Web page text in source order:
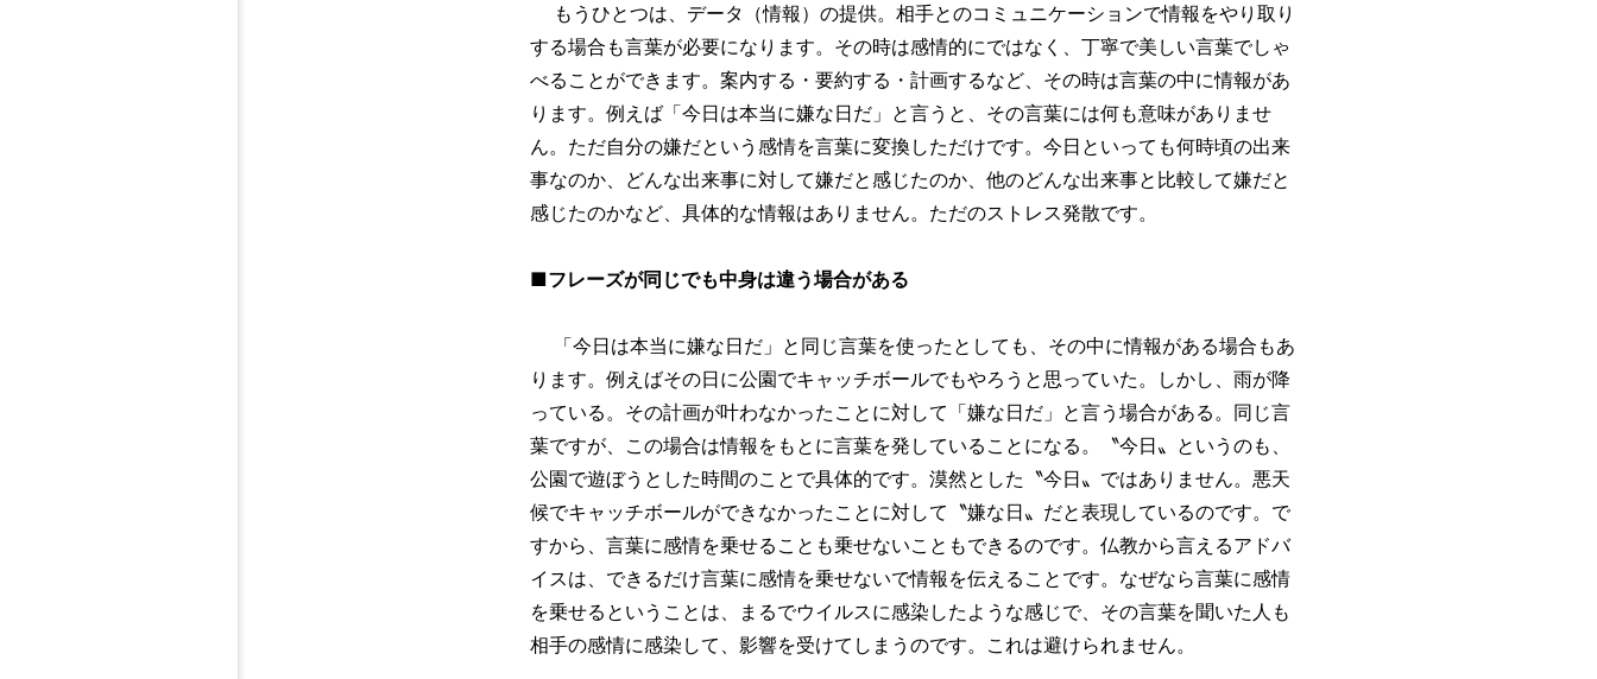
もうひとつは、データ（情報）の提供。相手とのコミュニケーションで情報をやり取り
する場合も言葉が必要になります。その時は感情的にではなく、丁寧で美しい言葉でしゃ
べることができます。案内する・要約する・計画するなど、その時は言葉の中に情報があ
ります。例えば「今日は本当に嫌な日だ」と言うと、その言葉には何も意味がありませ
ん。ただ自分の嫌だという感情を言葉に変換しただけです。今日といっても何時頃の出来
事なのか、どんな出来事に対して嫌だと感じたのか、他のどんな出来事と比較して嫌だと
感じたのかなど、具体的な情報はありません。ただのストレス発散です。
■フレーズが同じでも中身は違う場合がある
「今日は本当に嫌な日だ」と同じ言葉を使ったとしても、その中に情報がある場合もあ
ります。例えばその日に公園でキャッチボールでもやろうと思っていた。しかし、雨が降
っている。その計画が叶わなかったことに対して「嫌な日だ」と言う場合がある。同じ言
葉ですが、この場合は情報をもとに言葉を発していることになる。〝今日〟というのも、
公園で遊ぼうとした時間のことで具体的です。漠然とした〝今日〟ではありません。悪天
候でキャッチボールができなかったことに対して〝嫌な日〟だと表現しているのです。で
すから、言葉に感情を乗せることも乗せないこともできるのです。仏教から言えるアドバ
イスは、できるだけ言葉に感情を乗せないで情報を伝えることです。なぜなら言葉に感情
を乗せるということは、まるでウイルスに感染したような感じで、その言葉を聞いた人も
相手の感情に感染して、影響を受けてしまうのです。これは避けられません。